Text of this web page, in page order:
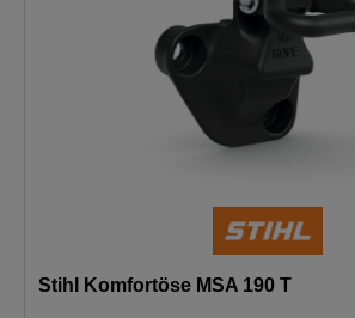
Stihl Komfortöse MSA 190 T